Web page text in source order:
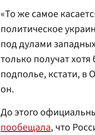
«То же самое
политическое
под дулами
только получат
подполье, кстати, в
он.
До этого
пообещала, что